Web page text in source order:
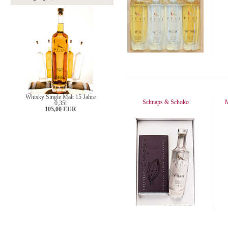
Whisky Single Malt 15 Jahre
0,35l
105,00 EUR
Schnaps & Schoko